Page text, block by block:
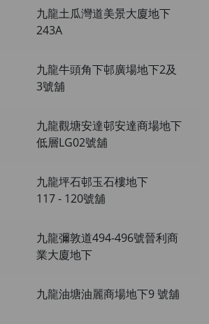
九龍土瓜灣道美景大廈地下
243A
九龍牛頭角下邨廣場地下2及
3號舖
九龍觀塘安達邨安達商場地下
低層LG02號舖
九龍坪石邨玉石樓地下
117 - 120號舖
九龍彌敦道494-496號晉利商
業大廈地下
九龍油塘油麗商場地下9 號舖